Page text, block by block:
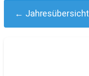
← Jahresübersicht